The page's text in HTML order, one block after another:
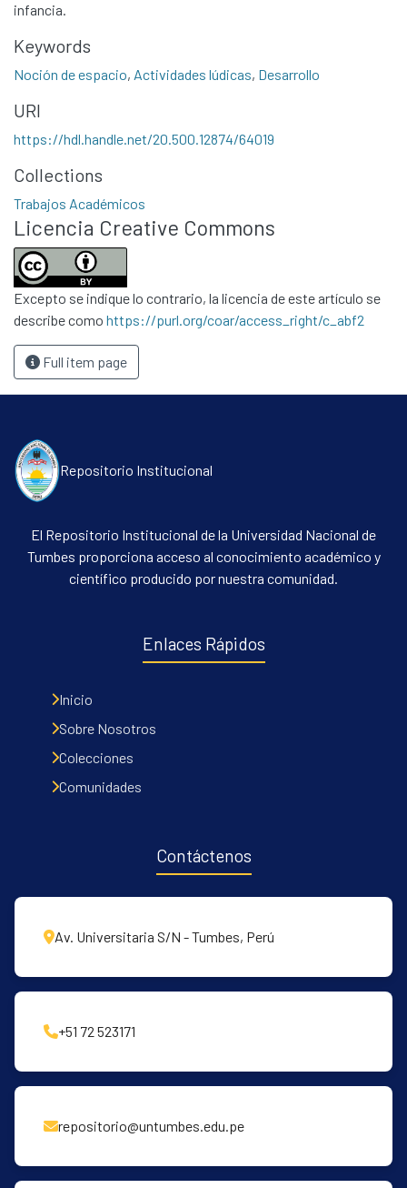
Communities & Collections
All of DSpace
Statistics
Contacto
Políticas
infancia.
Keywords
Noción de espacio, Actividades lúdicas, Desarrollo
URI
https://hdl.handle.net/20.500.12874/64019
Collections
Trabajos Académicos
Licencia Creative Commons
Excepto se indique lo contrario, la licencia de este artículo se
describe como https://purl.org/coar/access_right/c_abf2
Full item page
Repositorio Institucional
El Repositorio Institucional de la Universidad Nacional de
Tumbes proporciona acceso al conocimiento académico y
científico producido por nuestra comunidad.
Enlaces Rápidos
Inicio
Sobre Nosotros
Colecciones
Comunidades
Contáctenos
Av. Universitaria S/N - Tumbes, Perú
+51 72 523171
repositorio@untumbes.edu.pe